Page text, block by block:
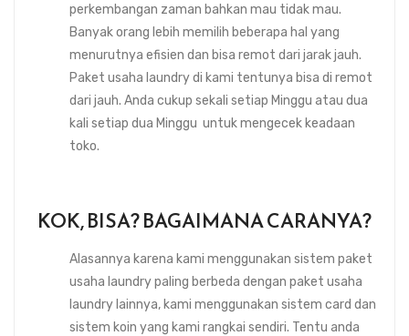
perkembangan zaman bahkan mau tidak mau.
Banyak orang lebih memilih beberapa hal yang
menurutnya efisien dan bisa remot dari jarak jauh.
Paket usaha laundry di kami tentunya bisa di remot
dari jauh. Anda cukup sekali setiap Minggu atau dua
kali setiap dua Minggu untuk mengecek keadaan
toko.
KOK, BISA? BAGAIMANA CARANYA?
Alasannya karena kami menggunakan sistem paket
usaha laundry paling berbeda dengan paket usaha
laundry lainnya, kami menggunakan sistem card dan
sistem koin yang kami rangkai sendiri. Tentu anda